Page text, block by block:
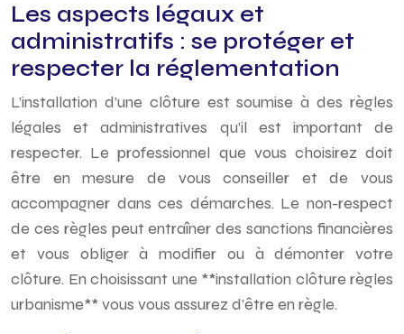
Les aspects légaux et
administratifs : se protéger et
respecter la réglementation
L’installation d’une clôture est soumise à des règles
légales et administratives qu’il est important de
respecter. Le professionnel que vous choisirez doit
être en mesure de vous conseiller et de vous
accompagner dans ces démarches. Le non-respect
de ces règles peut entraîner des sanctions financières
et vous obliger à modifier ou à démonter votre
clôture. En choisissant une **installation clôture règles
urbanisme** vous vous assurez d’être en règle.